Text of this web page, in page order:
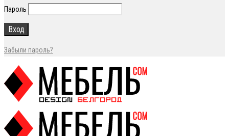
Пароль
Забыли пароль?